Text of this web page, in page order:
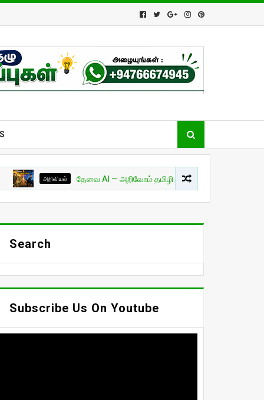
அறிவியல் தேவை AI — அறிவோம் தமிழில்! - பாகம் 01
Search
Subscribe Us On Youtube